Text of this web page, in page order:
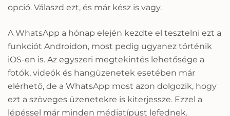
opció. Válaszd ezt, és már kész is vagy.
A WhatsApp a hónap elején kezdte el tesztelni ezt a
funkciót Androidon, most pedig ugyanez történik
iOS-en is. Az egyszeri megtekintés lehetősége a
fotók, videók és hangüzenetek esetében már
elérhető, de a WhatsApp most azon dolgozik, hogy
ezt a szöveges üzenetekre is kiterjessze. Ezzel a
lépéssel már minden médiatípust lefednek.